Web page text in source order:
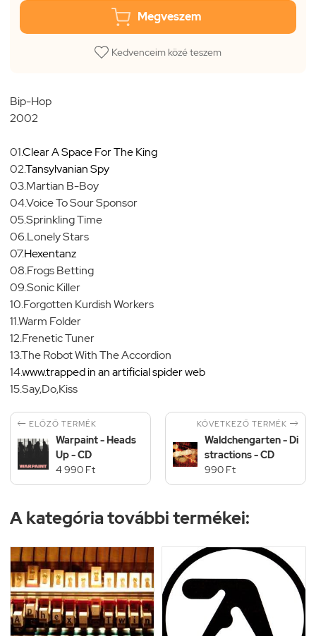
Megveszem
Kedvenceim közé teszem
Bip-Hop
2002
01.Clear A Space For The King
02.Tansylvanian Spy
03.Martian B-Boy
04.Voice To Sour Sponsor
05.Sprinkling Time
06.Lonely Stars
07.Hexentanz
08.Frogs Betting
09.Sonic Killer
10.Forgotten Kurdish Workers
11.Warm Folder
12.Frenetic Tuner
13.The Robot With The Accordion
14.www.trapped in an artificial spider web
15.Say,Do,Kiss
 ELŐZŐ TERMÉK
Warpaint - Heads
Up - CD
4 990 Ft
KÖVETKEZŐ TERMÉK 
Waldchengarten - Di
stractions - CD
990 Ft
A kategória további termékei: